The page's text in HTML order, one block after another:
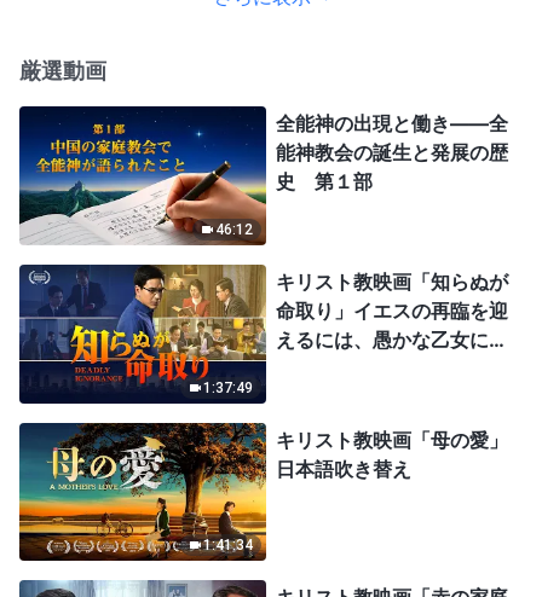
厳選動画
46:12
全能神の出現と働き——全
能神教会の誕生と発展の歴
史 第１部
1:37:49
キリスト教映画「知らぬが
命取り」イエスの再臨を迎
えるには、愚かな乙女にな
1:41:34
キリスト教映画「母の愛」
日本語吹き替え